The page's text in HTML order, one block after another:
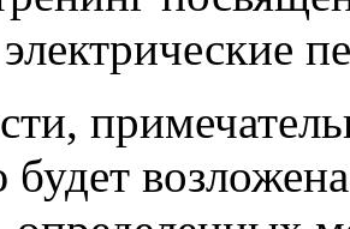
будет